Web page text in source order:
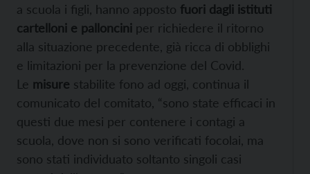
a scuola i figli, hanno apposto fuori dagli istituti
cartelloni e palloncini per richiedere il ritorno
alla situazione precedente, già ricca di obblighi
e limitazioni per la prevenzione del Covid.
Le misure stabilite fono ad oggi, continua il
comunicato del comitato, “sono state efficaci in
questi due mesi per contenere i contagi a
scuola, dove non si sono verificati focolai, ma
sono stati individuato soltanto singoli casi